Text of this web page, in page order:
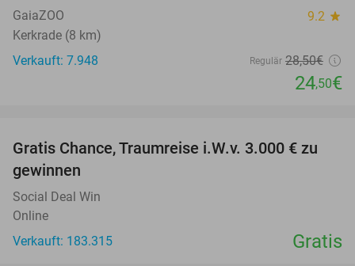
GaiaZOO 9.2 star
Kerkrade (8 km)
Verkauft: 7.948
Regulär 28,50€
24,50€
Gratis Chance, Traumreise i.W.v. 3.000 € zu
gewinnen
Social Deal Win
Online
Verkauft: 183.315
Gratis